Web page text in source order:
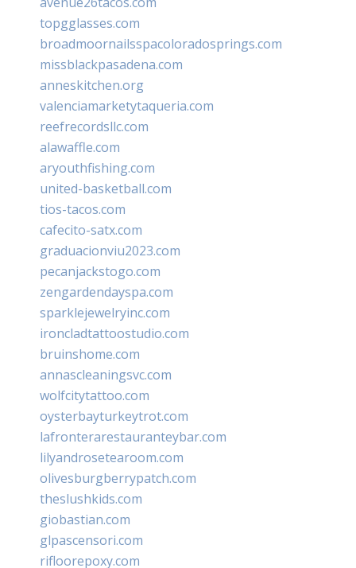
topgglasses.com
broadmoornailsspacoloradosprings.com
missblackpasadena.com
anneskitchen.org
valenciamarketytaqueria.com
reefrecordsllc.com
alawaffle.com
aryouthfishing.com
united-basketball.com
tios-tacos.com
cafecito-satx.com
graduacionviu2023.com
pecanjackstogo.com
zengardendayspa.com
sparklejewelryinc.com
ironcladtattoostudio.com
bruinshome.com
annascleaningsvc.com
wolfcitytattoo.com
oysterbayturkeytrot.com
lafronterarestauranteybar.com
lilyandrosetearoom.com
olivesburgberrypatch.com
theslushkids.com
giobastian.com
glpascensori.com
rifloorepoxy.com